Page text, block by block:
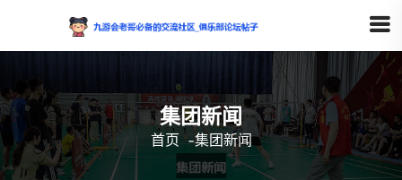
集团新闻
首页 -集团新闻